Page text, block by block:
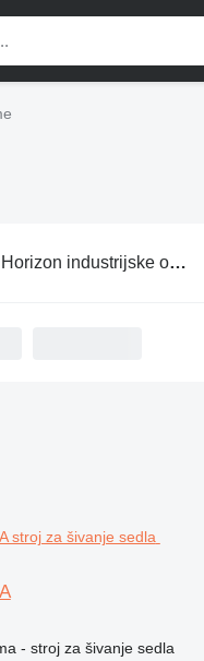
Horizon industrijske opreme
- stroj za šivanje sedla